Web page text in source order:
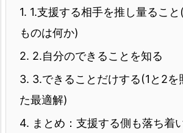
1. 1.支援する相手を推し量るこ
ものは何か)
2. 2.自分のできることを知る
3. 3.できることだけする(1と2を
た最適解)
4. まとめ：支援する側も落ち着